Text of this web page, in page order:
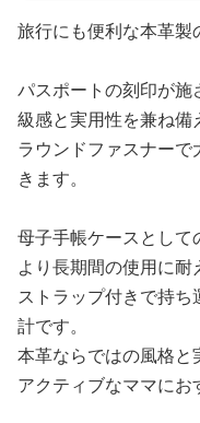
旅行にも便利な本革製
パスポートの刻印が
級感と実用性を兼ね備
ラウンドファスナー
きます。
母子手帳ケースとし
より長期間の使用に耐
ストラップ付きで持
計です。
本革ならではの風格と
アクティブなママにお